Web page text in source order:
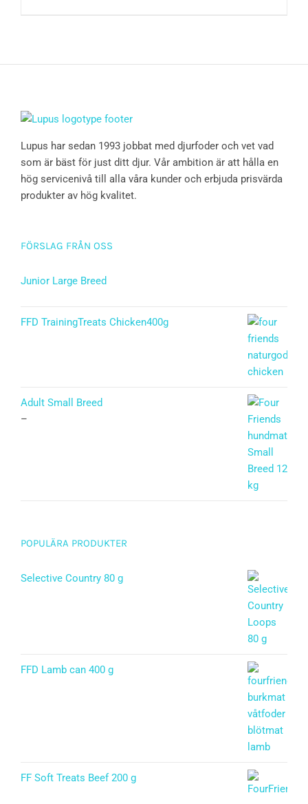
Lupus har sedan 1993 jobbat med djurfoder och vet vad
som är bäst för just ditt djur. Vår ambition är att hålla en
hög servicenivå till alla våra kunder och erbjuda prisvärda
produkter av hög kvalitet.
FÖRSLAG FRÅN OSS
Junior Large Breed
5.00av 5
FFD TrainingTreats Chicken400g
Adult Small Breed
–
POPULÄRA PRODUKTER
Selective Country 80 g
FFD Lamb can 400 g
FF Soft Treats Beef 200 g